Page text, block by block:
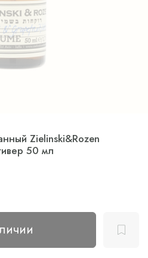
Zielinski&Rozen
50 мл